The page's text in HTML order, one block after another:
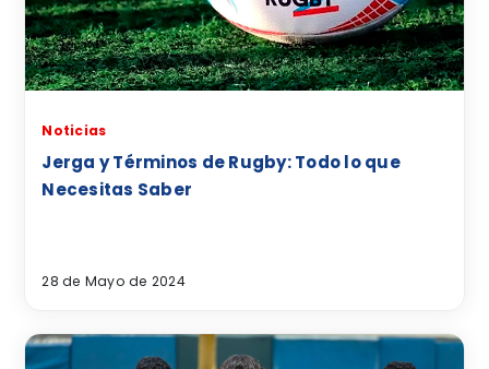
Noticias
Jerga y Términos de Rugby: Todo lo que
Necesitas Saber
28 de Mayo de 2024